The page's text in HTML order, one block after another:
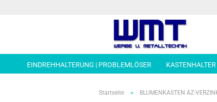
EINDREHHALTERUNG | PROBLEMLÖSER
Startseite » BLUMENKASTEN AZ-